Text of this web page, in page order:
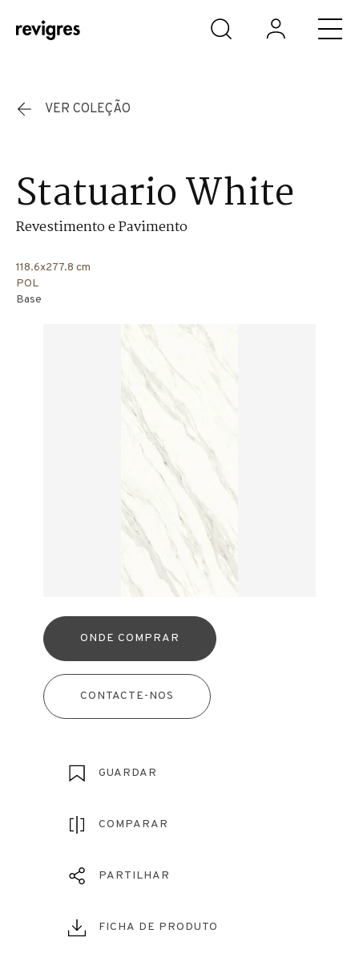
Saltar para o conteúdo principal
VER COLEÇÃO
Statuario White
Revestimento e Pavimento
118.6x277.8 cm
POL
Base
ONDE COMPRAR
CONTACTE-NOS
GUARDAR
COMPARAR
PARTILHAR
FICHA DE PRODUTO